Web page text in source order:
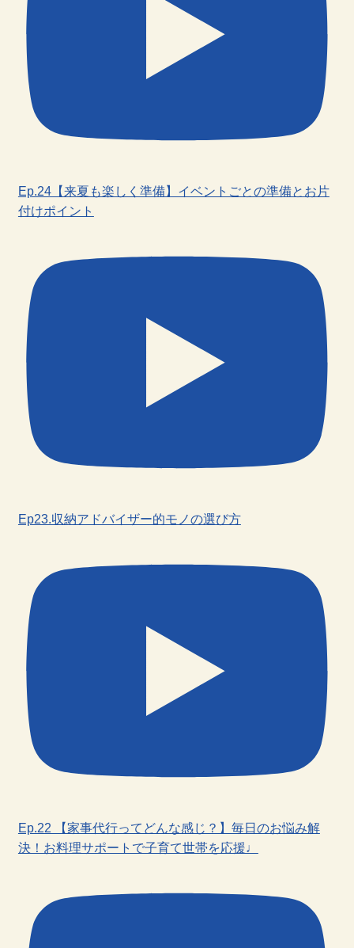
Ep.24【来夏も楽しく準備】イベントごとの準備とお片
付けポイント
Ep23.収納アドバイザー的モノの選び方
Ep.22 【家事代行ってどんな感じ？】毎日のお悩み解
決！お料理サポートで子育て世帯を応援♩